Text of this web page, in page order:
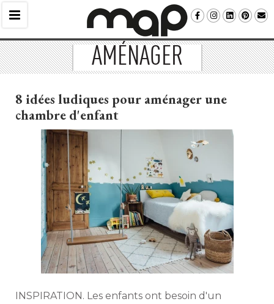
AMÉNAGER
8 idées ludiques pour aménager une
chambre d'enfant
INSPIRATION. Les enfants ont besoin d'un